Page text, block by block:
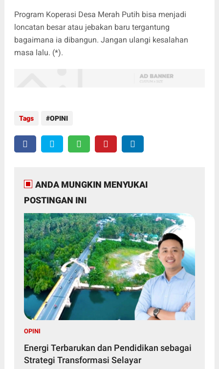
Program Koperasi Desa Merah Putih bisa menjadi
loncatan besar atau jebakan baru tergantung
bagaimana ia dibangun. Jangan ulangi kesalahan
masa lalu. (*).
Tags OPINI
ANDA MUNGKIN MENYUKAI
POSTINGAN INI
OPINI
Energi Terbarukan dan Pendidikan sebagai
Strategi Transformasi Selayar